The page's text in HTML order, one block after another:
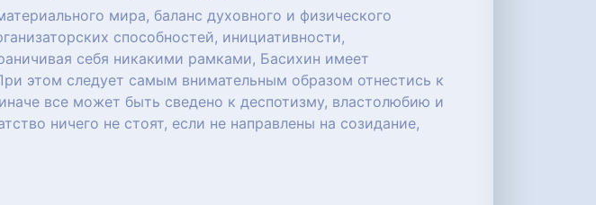
мира, баланс духовного и физического
способностей, инициативности,
себя никакими рамками, Басихин имеет
этом следует самым внимательным образом отнестись к
все может быть сведено к деспотизму, властолюбию и
ничего не стоят, если не направлены на созидание,